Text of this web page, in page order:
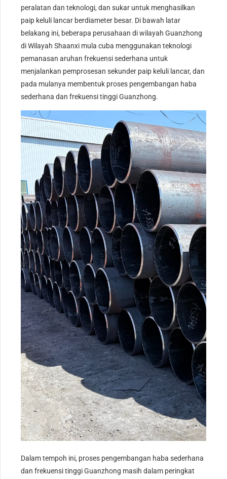
peralatan dan teknologi, dan sukar untuk menghasilkan
paip keluli lancar berdiameter besar. Di bawah latar
belakang ini, beberapa perusahaan di wilayah Guanzhong
di Wilayah Shaanxi mula cuba menggunakan teknologi
pemanasan aruhan frekuensi sederhana untuk
menjalankan pemprosesan sekunder paip keluli lancar, dan
pada mulanya membentuk proses pengembangan haba
sederhana dan frekuensi tinggi Guanzhong.
Dalam tempoh ini, proses pengembangan haba sederhana
dan frekuensi tinggi Guanzhong masih dalam peringkat